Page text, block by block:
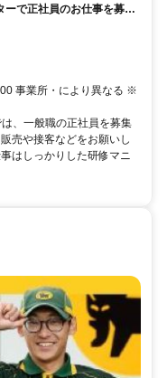
で正社員のお仕事を募集
事業所・により異なる ※
、一般職の正社員を募集
売や接客などをお願いし
はしっかりした研修マニ